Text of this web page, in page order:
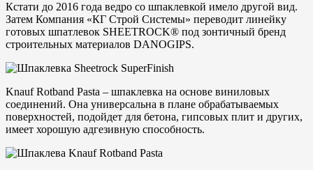
Кстати до 2016 года ведро со шпаклевкой имело другой вид.
Затем Компания «КГ Строй Системы» переводит линейку
готовых шпатлевок SHEETROCK® под зонтичный бренд
строительных материалов DANOGIPS.
Knauf Rotband Pasta – шпаклевка на основе виниловых
соединений. Она универсальна в плане обрабатываемых
поверхностей, подойдет для бетона, гипсовых плит и других,
имеет хорошую адгезивную способность.